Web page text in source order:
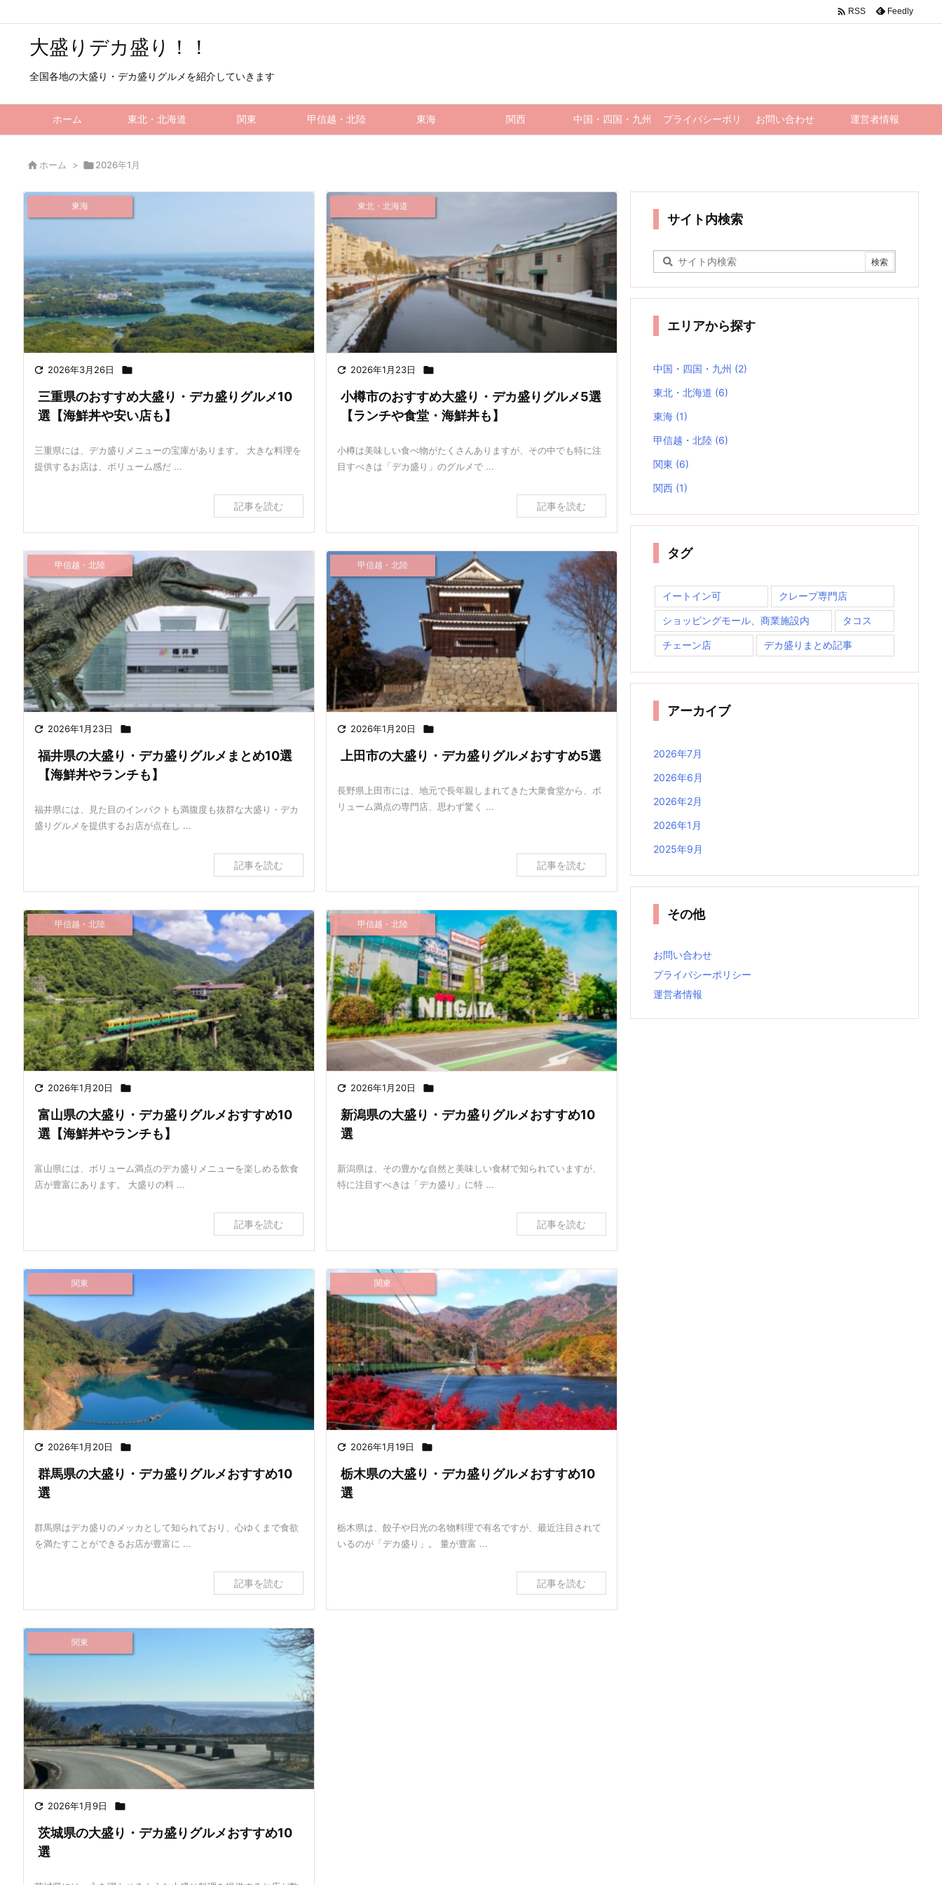
大盛りデカ盛り！！
全国各地の大盛り・デカ盛りグルメを紹介していきます
ホーム 東北・北海道 関東 甲信越・北陸 東海 関西 中国・四国・九州 プライバシーポリシーお問い合わせ 運営者情報
 RSS Feedly
 ホーム > 2026年1月
 2026年3月26日 
東海
三重県のおすすめ大盛り・デカ盛りグルメ10
選【海鮮丼や安い店も】
三重県には、デカ盛りメニューの宝庫があります。 大きな料理を
提供するお店は、ボリューム感だ ...
記事を読む
 2026年1月23日 
東北・北海道
小樽市のおすすめ大盛り・デカ盛りグルメ5選
【ランチや食堂・海鮮丼も】
小樽は美味しい食べ物がたくさんありますが、その中でも特に注
目すべきは「デカ盛り」のグルメで ...
記事を読む
 2026年1月23日 
甲信越・北陸
福井県の大盛り・デカ盛りグルメまとめ10選
【海鮮丼やランチも】
福井県には、見た目のインパクトも満腹度も抜群な大盛り・デカ
盛りグルメを提供するお店が点在し ...
記事を読む
 2026年1月20日 
甲信越・北陸
上田市の大盛り・デカ盛りグルメおすすめ5選
長野県上田市には、地元で長年親しまれてきた大衆食堂から、ボ
リューム満点の専門店、思わず驚く ...
記事を読む
 2026年1月20日 
甲信越・北陸
富山県の大盛り・デカ盛りグルメおすすめ10
選【海鮮丼やランチも】
富山県には、ボリューム満点のデカ盛りメニューを楽しめる飲食
店が豊富にあります。 大盛りの料 ...
記事を読む
 2026年1月20日 
甲信越・北陸
新潟県の大盛り・デカ盛りグルメおすすめ10
選
新潟県は、その豊かな自然と美味しい食材で知られていますが、
特に注目すべきは「デカ盛り」に特 ...
記事を読む
 2026年1月20日 
関東
群馬県の大盛り・デカ盛りグルメおすすめ10
選
群馬県はデカ盛りのメッカとして知られており、心ゆくまで食欲
を満たすことができるお店が豊富に ...
記事を読む
 2026年1月19日 
関東
栃木県の大盛り・デカ盛りグルメおすすめ10
選
栃木県は、餃子や日光の名物料理で有名ですが、最近注目されて
いるのが「デカ盛り」。 量が豊富 ...
記事を読む
 2026年1月9日 
関東
茨城県の大盛り・デカ盛りグルメおすすめ10
選
サイト内検索
エリアから探す
中国・四国・九州 (2)
東北・北海道 (6)
東海 (1)
甲信越・北陸 (6)
関東 (6)
関西 (1)
タグ
イートイン可 クレープ専門店
ショッピングモール、商業施設内 タコス
チェーン店 デカ盛りまとめ記事
アーカイブ
2026年7月
2026年6月
2026年2月
2026年1月
2025年9月
その他
お問い合わせ
プライバシーポリシー
運営者情報